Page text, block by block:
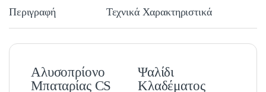
Περιγραφή Τεχνικά Χαρακτηριστικά
Αλυσοπρίονο
Mπαταρίας CS
Ψαλίδι
Κλαδέματος